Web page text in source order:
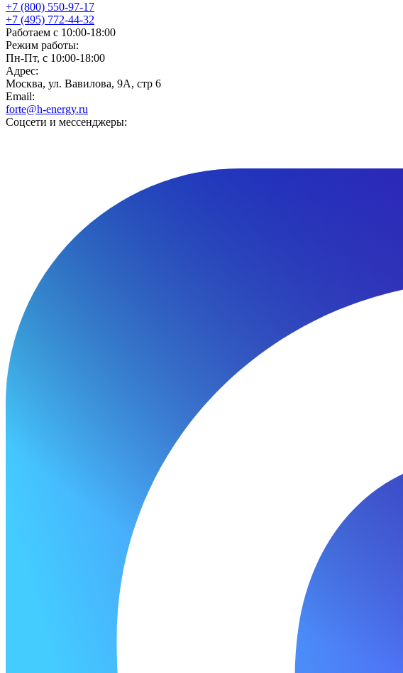
+7 (800) 550-97-17
+7 (495) 772-44-32
Работаем с 10:00-18:00
Режим работы:
Пн-Пт, с 10:00-18:00
Адрес:
Москва, ул. Вавилова, 9А, стр 6
Email:
forte@h-energy.ru
Соцсети и мессенджеры: